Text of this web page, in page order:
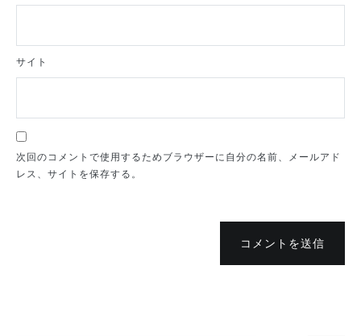
サイト
次回のコメントで使用するためブラウザーに自分の名前、メールアド
レス、サイトを保存する。
コメントを送信